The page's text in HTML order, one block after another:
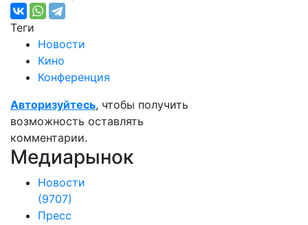
Теги
Новости
Кино
Конференция
Авторизуйтесь, чтобы получить
возможность оставлять
комментарии.
Медиарынок
Новости
(9707)
Пресс